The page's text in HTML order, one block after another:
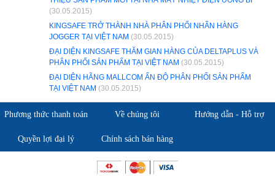
(30.05.2015)
KINGSAFE TRỞ THÀNH NHÀ PHÂN PHỐI NHÃN HÀNG
JOGGER TẠI VIỆT NAM (30.05.2015)
ĐẠI DIỆN KINGSAFE THĂM GIAN HÀNG CỦA DELTAPLUS VÀ
PHÂN PHỐI SẢN PHẨM TẠI VIỆT NAM (30.05.2015)
ĐẠI DIỆN HÃNG MALLCOM ẤN ĐỘ PHÂN PHỐI SẢN PHẨM
TẠI VIỆT NAM (30.05.2015)
Phương thức thanh toán Về chúng tôi Hướng dẫn - Hỗ trợ
Quyền lợi đại lý Chính sách bán hàng